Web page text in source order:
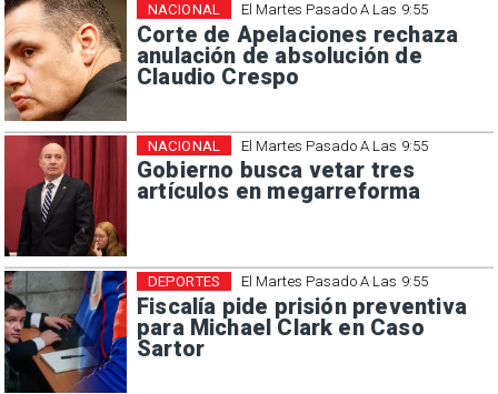
El Martes Pasado A Las 9:55
Corte de Apelaciones rechaza
anulación de absolución de
Claudio Crespo
NACIONAL
El Martes Pasado A Las 9:55
Gobierno busca vetar tres
artículos en megarreforma
NACIONAL
El Martes Pasado A Las 9:55
Fiscalía pide prisión preventiva
para Michael Clark en Caso
Sartor
DEPORTES